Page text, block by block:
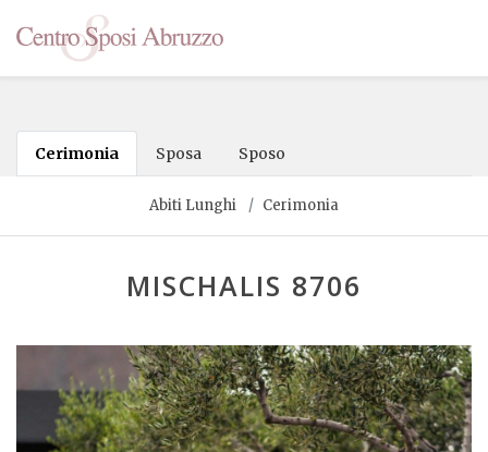
Cerimonia Sposa Sposo
Abiti Lunghi Cerimonia
MISCHALIS 8706